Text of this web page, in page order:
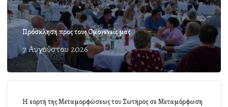
Πρόσκληση προς τους Ομογενείς μας
7 Αυγούστου 2026
Η εορτή της Μεταμορφώσεως του Σωτήρος σε Μεταμόρφωση